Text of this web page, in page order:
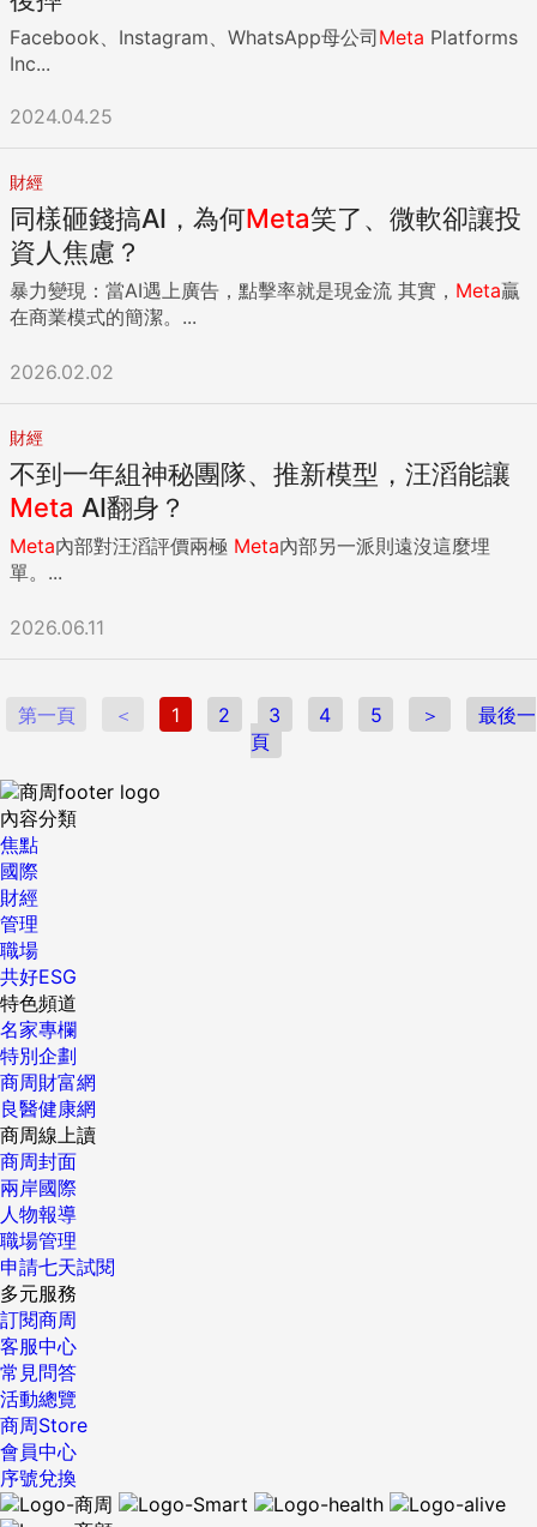
Facebook、Instagram、WhatsApp母公司Meta Platforms
Inc...
2024.04.25
財經
同樣砸錢搞AI，為何Meta笑了、微軟卻讓投
資人焦慮？
暴力變現：當AI遇上廣告，點擊率就是現金流 其實， Meta贏
在商業模式的簡潔。...
2026.02.02
財經
不到一年組神秘團隊、推新模型，汪滔能讓
Meta AI翻身？
Meta內部對汪滔評價兩極 Meta內部另一派則遠沒這麼埋
單。...
2026.06.11
第一頁 ＜ 1 2 3 4 5 ＞
最後一
頁
內容分類
焦點
國際
財經
管理
職場
共好ESG
特色頻道
名家專欄
特別企劃
商周財富網
良醫健康網
商周線上讀
商周封面
兩岸國際
人物報導
職場管理
申請七天試閱
多元服務
訂閱商周
客服中心
常見問答
活動總覽
商周Store
會員中心
序號兌換